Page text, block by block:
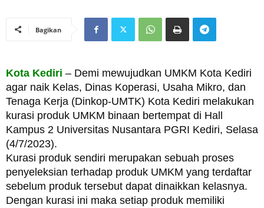
Bagikan
Kota Kediri – Demi mewujudkan UMKM Kota Kediri
agar naik Kelas, Dinas Koperasi, Usaha Mikro, dan
Tenaga Kerja (Dinkop-UMTK) Kota Kediri melakukan
kurasi produk UMKM binaan bertempat di Hall
Kampus 2 Universitas Nusantara PGRI Kediri, Selasa
(4/7/2023).
Kurasi produk sendiri merupakan sebuah proses
penyeleksian terhadap produk UMKM yang terdaftar
sebelum produk tersebut dapat dinaikkan kelasnya.
Dengan kurasi ini maka setiap produk memiliki